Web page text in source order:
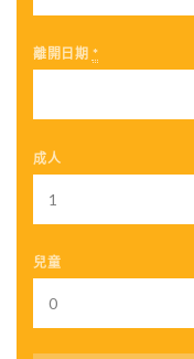
離開日期 *
成人
兒童